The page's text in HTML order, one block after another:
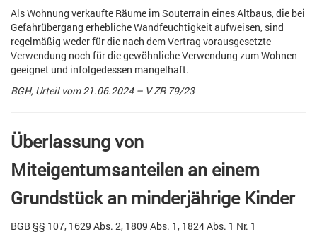
Als Wohnung verkaufte Räume im Souterrain eines Altbaus, die bei
Gefahrübergang erhebliche Wandfeuchtigkeit aufweisen, sind
regelmäßig weder für die nach dem Vertrag vorausgesetzte
Verwendung noch für die gewöhnliche Verwendung zum Wohnen
geeignet und infolgedessen mangelhaft.
BGH, Urteil vom 21.06.2024 – V ZR 79/23
Überlassung von
Miteigentumsanteilen an einem
Grundstück an minderjährige Kinder
BGB §§ 107, 1629 Abs. 2, 1809 Abs. 1, 1824 Abs. 1 Nr. 1